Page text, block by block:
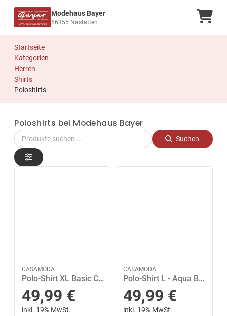
Modehaus Bayer
56355 Nastätten
Startseite
Kategorien
Herren
Shirts
Poloshirts
Poloshirts bei Modehaus Bayer
Suchen
CASAMODA
Polo-Shirt XL Basic Circular Knit - Türkis
49,99 €
inkl. 19% MwSt.
CASAMODA
Polo-Shirt L - Aqua Bis Petrol
49,99 €
inkl. 19% MwSt.